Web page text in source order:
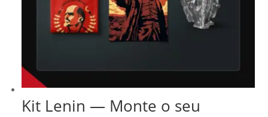
Kit Lenin — Monte o seu